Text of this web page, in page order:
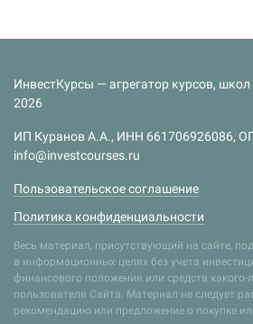
ИнвестКурсы — агрегатор курсов,
2026
ИП Куранов А.А., ИНН 661706926086,
info@investcourses.ru
Пользовательское соглашение
Политика конфиденциальности
Весь материал, присутствующий на сайте,
в информационных целях без учета
финансового положения или средств какого-
пользователя Сайта. Материал не следует
рекомендацию или предложение о покупке